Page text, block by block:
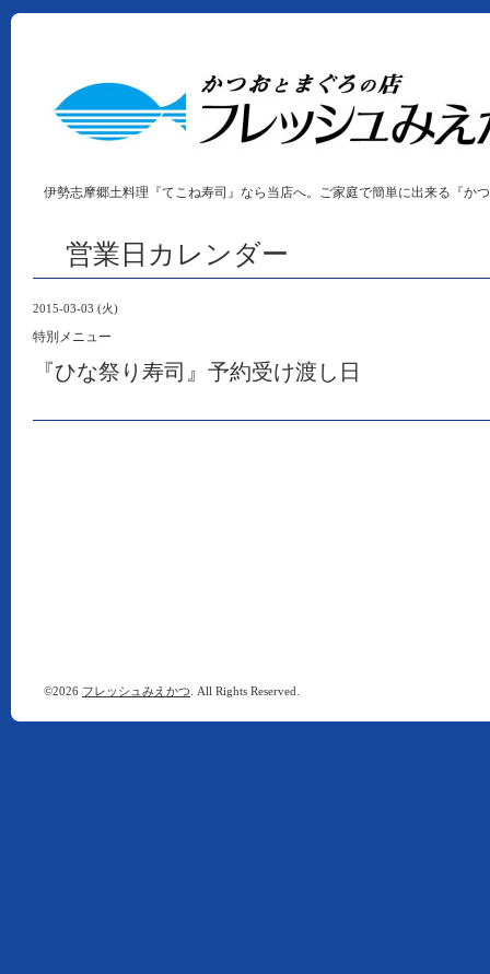
伊勢志摩郷土料理『てこね寿司』なら当店へ。ご家庭で簡単に出来る『か
営業日カレンダー
2015-03-03 (火)
特別メニュー
『ひな祭り寿司』予約受け渡し日
©2026 フレッシュみえかつ . All Rights Reserved.